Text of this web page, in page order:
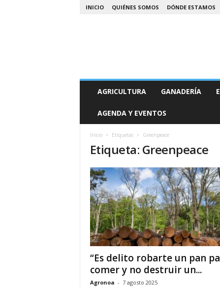
INICIO QUIÉNES SOMOS DÓNDE ESTAMOS
N
AGRICULTURA GANADERÍA
AGENDA Y EVENTOS
Inicio Etiquetas Greenpeace
Etiqueta: Greenpeace
“Es delito robarte un pan
comer y no destruir un...
Agronoa - 7 agosto 2025